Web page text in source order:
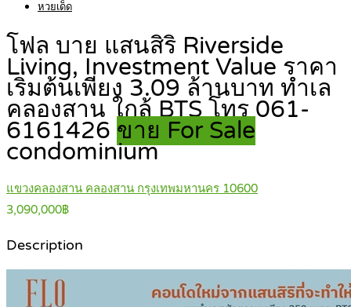
หวยเด็ด
โฟล บาย แสนสิริ Riverside
Living, Investment Value ราคา
เริ่มต้นเพียง 3.09 ล้านบาท ทำเล
คลองสาน ใกล้ BTS โทร 061-
6161426 ขาย For Sale
condominium
แขวงคลองสาน คลองสาน กรุงเทพมหานคร 10600
3,090,000฿
Description